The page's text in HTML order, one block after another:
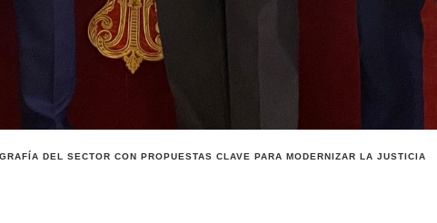
DEL SECTOR CON PROPUESTAS CLAVE PARA MODERNIZAR LA JUSTICIA